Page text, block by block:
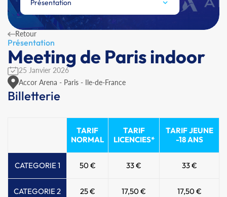
Présentation
Retour
Présentation
Meeting de Paris indoor
25 Janvier 2026
Accor Arena - Paris - Ile-de-France
Billetterie
TARIF
NORMAL
TARIF
LICENCIES*
TARIF JEUNE
-18 ANS
CATEGORIE 1 50 € 33 € 33 €
CATEGORIE 2 25 € 17,50 €
17,50 €